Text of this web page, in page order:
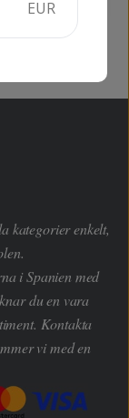
kategorier enkelt,
i Spanien med
du en vara
Kontakta
vi med en
EUR